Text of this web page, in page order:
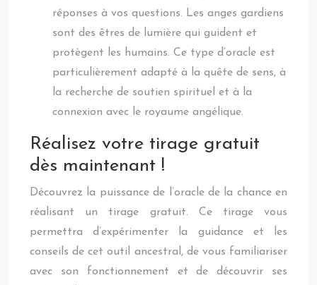
réponses à vos questions. Les anges gardiens
sont des êtres de lumière qui guident et
protègent les humains. Ce type d’oracle est
particulièrement adapté à la quête de sens, à
la recherche de soutien spirituel et à la
connexion avec le royaume angélique.
Réalisez votre tirage gratuit
dès maintenant !
Découvrez la puissance de l’oracle de la chance en
réalisant un tirage gratuit. Ce tirage vous
permettra d’expérimenter la guidance et les
conseils de cet outil ancestral, de vous familiariser
avec son fonctionnement et de découvrir ses